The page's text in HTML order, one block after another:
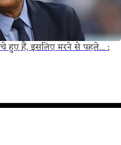
हुए हैं, इसलिए मरने से पहले... :